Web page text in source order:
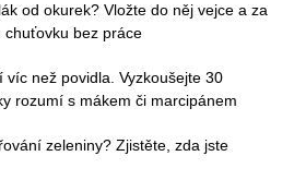
od okurek? Vložte do něj vejce a za
bez práce
než povidla. Vyzkoušejte 30
rozumí s mákem či marcipánem
zeleniny? Zjistěte, zda jste